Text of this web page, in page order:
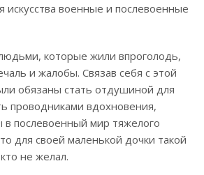
искусства военные и послевоенные
которые жили впроголодь,
и жалобы. Связав себя с этой
обязаны стать отдушиной для
проводниками вдохновения,
в послевоенный мир тяжелого
для своей маленькой дочки такой
не желал.